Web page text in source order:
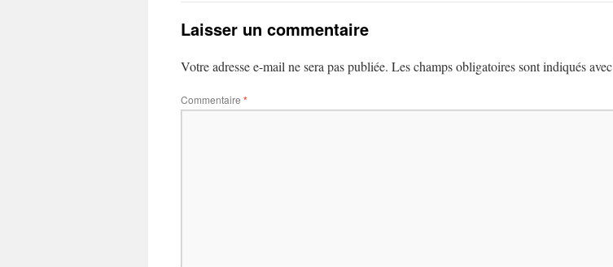
Laisser un commentaire
Votre adresse e-mail ne sera pas publiée. Les champs obligatoires sont indiqués avec
Commentaire *